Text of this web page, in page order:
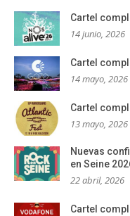
Cartel
14 junio, 2026
Cartel
14 mayo, 2026
Cartel
13 mayo, 2026
Nuevas
en Seine
22 abril, 2026
Cartel